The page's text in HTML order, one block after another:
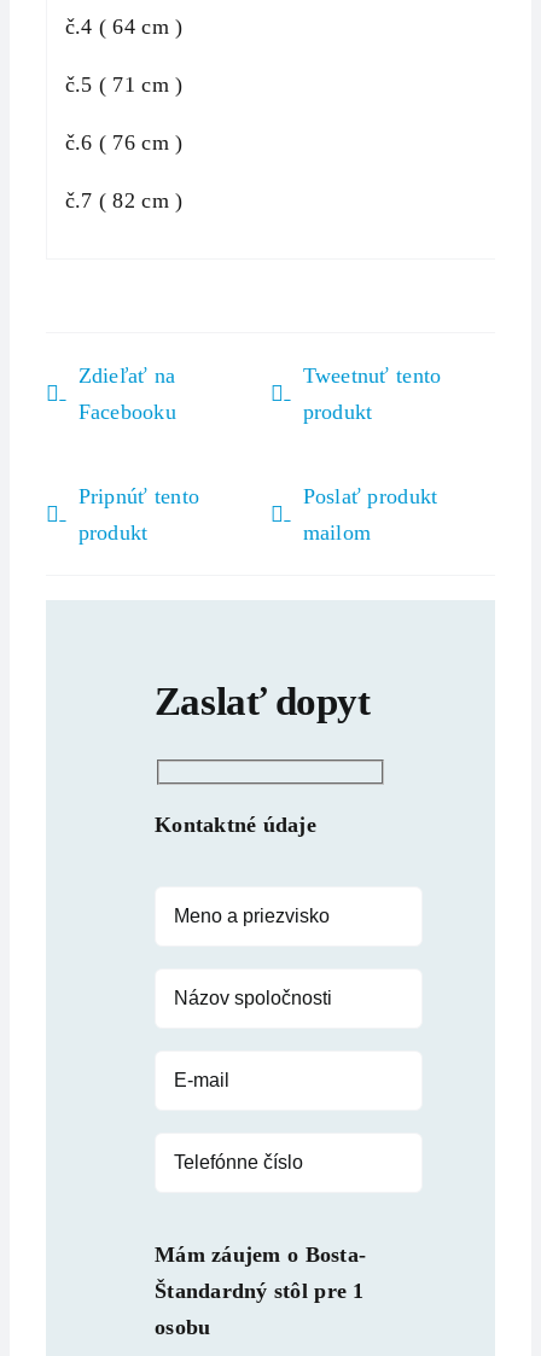
č.4 ( 64 cm )
č.5 ( 71 cm )
č.6 ( 76 cm )
č.7 ( 82 cm )
Zdieľať na
Facebooku
Tweetnuť tento
produkt
Pripnúť tento
produkt
Poslať produkt
mailom
Zaslať dopyt
Kontaktné údaje
Mám záujem o Bosta-
Štandardný stôl pre 1
osobu